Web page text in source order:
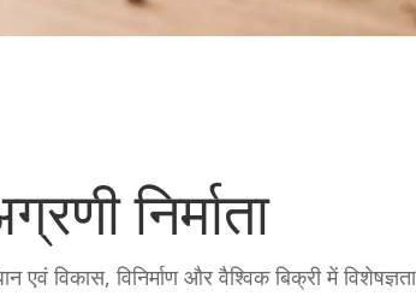
निर्माता
विकास, विनिर्माण और वैश्विक बिक्री में